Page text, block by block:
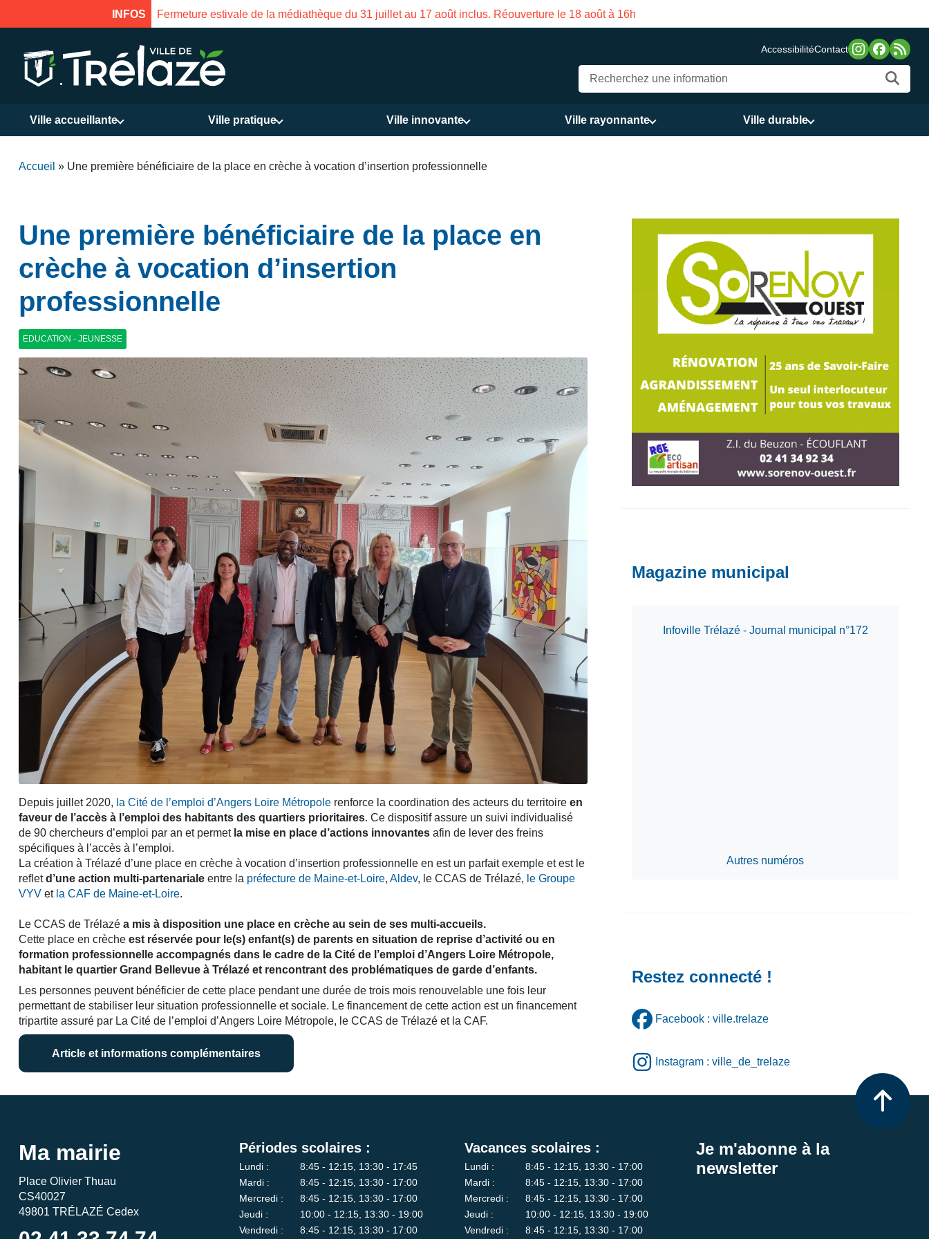
INFOS
août inclus. Réouverture le 18 août à 16h Fermeture estivale de la Maison des Services publics Vasco de Gama du 3 au 21 août
AccessibilitéContact
Ville accueillante Ville pratique Ville innovante Ville rayonnante Ville durable
Accueil » Une première bénéficiaire de la place en crèche à vocation d’insertion professionnelle
Une première bénéficiaire de la place en
crèche à vocation d’insertion
professionnelle
EDUCATION - JEUNESSE
Depuis juillet 2020, la Cité de l’emploi d’Angers Loire Métropole renforce la coordination des acteurs du territoire en
faveur de l’accès à l’emploi des habitants des quartiers prioritaires. Ce dispositif assure un suivi individualisé
de 90 chercheurs d’emploi par an et permetla mise en place d’actions innovantes afin de lever des freins
spécifiques à l’accès à l’emploi.
La création à Trélazé d’une place en crèche à vocation d’insertion professionnelle en est un parfait exemple et est le
refletd’une action multi-partenariale entre la préfecture de Maine-et-Loire, Aldev, le CCAS de Trélazé, le Groupe
VYV et la CAF de Maine-et-Loire.
Le CCAS de Trélazé a mis à disposition une place en crèche au sein de ses multi-accueils.
Cette place en crèche est réservée pour le(s) enfant(s) de parents en situation de reprise d’activité ou en
formation professionnelle accompagnés dans le cadre de la Cité de l’emploi d’Angers Loire Métropole,
habitant le quartier Grand Bellevue à Trélazé et rencontrant des problématiques de garde d’enfants.
Les personnes peuvent bénéficier de cette place pendant une durée de trois mois renouvelable une fois leur
permettant de stabiliser leur situation professionnelle et sociale. Le financement de cette action est un financement
tripartite assuré par La Cité de l’emploi d’Angers Loire Métropole, le CCAS de Trélazé et la CAF.
Article et informations complémentaires
Magazine municipal
Infoville Trélazé - Journal municipal n°172
Autres numéros
Restez connecté !
Facebook : ville.trelaze
Instagram : ville_de_trelaze
Ma mairie
Place Olivier Thuau
CS40027
49801 TRÉLAZÉ Cedex
Périodes scolaires :
Lundi :
8:45 - 12:15, 13:30 - 17:45
Mardi :
8:45 - 12:15, 13:30 - 17:00
Mercredi :
8:45 - 12:15, 13:30 - 17:00
Jeudi :
10:00 - 12:15, 13:30 - 19:00
Vendredi :
8:45 - 12:15, 13:30 - 17:00
Vacances scolaires :
Lundi :
8:45 - 12:15, 13:30 - 17:00
Mardi :
8:45 - 12:15, 13:30 - 17:00
Mercredi :
8:45 - 12:15, 13:30 - 17:00
Jeudi :
10:00 - 12:15, 13:30 - 19:00
Vendredi :
8:45 - 12:15, 13:30 - 17:00
Je m'abonne à la
newsletter